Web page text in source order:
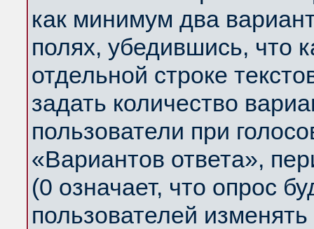
как минимум два
полях, убедившись, что
отдельной строке
задать количество
пользователи при
«Вариантов ответа»,
(0 означает, что опрос
пользователей